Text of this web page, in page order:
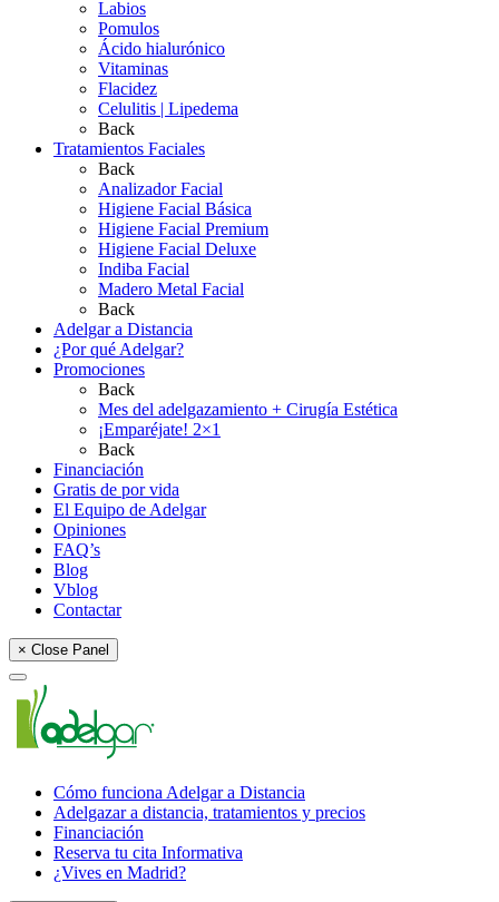
Labios
Pomulos
Ácido hialurónico
Vitaminas
Flacidez
Celulitis | Lipedema
Back
Tratamientos Faciales
Back
Analizador Facial
Higiene Facial Básica
Higiene Facial Premium
Higiene Facial Deluxe
Indiba Facial
Madero Metal Facial
Back
Adelgar a Distancia
¿Por qué Adelgar?
Promociones
Back
Mes del adelgazamiento + Cirugía Estética
¡Emparéjate! 2×1
Back
Financiación
Gratis de por vida
El Equipo de Adelgar
Opiniones
FAQ’s
Blog
Vblog
Contactar
× Close Panel
Cómo funciona Adelgar a Distancia
Adelgazar a distancia, tratamientos y precios
Financiación
Reserva tu cita Informativa
¿Vives en Madrid?